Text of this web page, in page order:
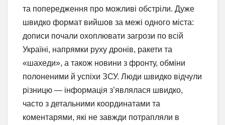
та попередження про можливі обстріли. Дуже
швидко формат вийшов за межі одного міста:
дописи почали охоплювати загрози по всій
Україні, напрямки руху дронів, ракети та
«шахеди», а також новини з фронту, обміни
полоненими й успіхи ЗСУ. Люди швидко відчули
різницю — інформація з’являлася швидко,
часто з детальними координатами та
коментарями, які не завжди потрапляли в